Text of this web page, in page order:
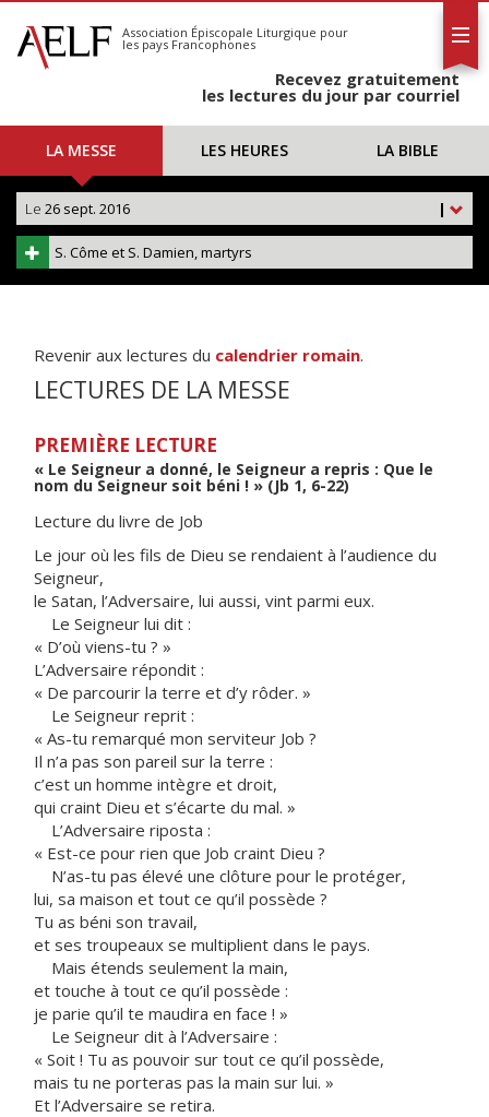
S'abonner
Calendrier
Association Épiscopale Liturgique pour
les pays Francophones
Recevez gratuitement
les lectures du jour par courriel
LA MESSE LES HEURES LA BIBLE
|
Le 26 sept. 2016
S. Côme et S. Damien, martyrs
Revenir aux lectures du calendrier romain.
LECTURES DE LA MESSE
PREMIÈRE LECTURE
« Le Seigneur a donné, le Seigneur a repris : Que le
nom du Seigneur soit béni ! » (Jb 1, 6-22)
Lecture du livre de Job
Le jour où les fils de Dieu se rendaient à l’audience du
Seigneur,
le Satan, l’Adversaire, lui aussi, vint parmi eux.
Le Seigneur lui dit :
« D’où viens-tu ? »
L’Adversaire répondit :
« De parcourir la terre et d’y rôder. »
Le Seigneur reprit :
« As-tu remarqué mon serviteur Job ?
Il n’a pas son pareil sur la terre :
c’est un homme intègre et droit,
qui craint Dieu et s’écarte du mal. »
L’Adversaire riposta :
« Est-ce pour rien que Job craint Dieu ?
N’as-tu pas élevé une clôture pour le protéger,
lui, sa maison et tout ce qu’il possède ?
Tu as béni son travail,
et ses troupeaux se multiplient dans le pays.
Mais étends seulement la main,
et touche à tout ce qu’il possède :
je parie qu’il te maudira en face ! »
Le Seigneur dit à l’Adversaire :
« Soit ! Tu as pouvoir sur tout ce qu’il possède,
mais tu ne porteras pas la main sur lui. »
Et l’Adversaire se retira.